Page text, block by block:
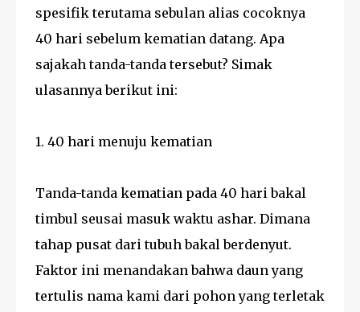
spesifik terutama sebulan alias cocoknya
40 hari sebelum kematian datang. Apa
sajakah tanda-tanda tersebut? Simak
ulasannya berikut ini:
1. 40 hari menuju kematian
Tanda-tanda kematian pada 40 hari bakal
timbul seusai masuk waktu ashar. Dimana
tahap pusat dari tubuh bakal berdenyut.
Faktor ini menandakan bahwa daun yang
tertulis nama kami dari pohon yang terletak